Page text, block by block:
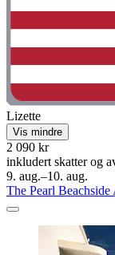
Lizette
Vis mindre
2 090 kr
inkludert skatter og
9. aug.–10. aug.
The Pearl